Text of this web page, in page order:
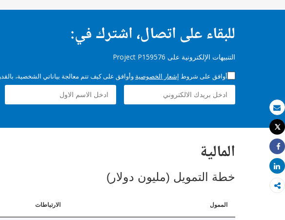
بريد الكتروني
طباعة
Tweet
Share
Share
للبقاء على اتصال، اشترك في:
التنبيهات الإلكترونية على Project P159576
أوافق على شروط إشعار الخصوصية وأوافق على كيف تتم معالجة بياناتي الشخصية،
المالية
خطة التمويل (مليون دولار)
الممول الارتباطات